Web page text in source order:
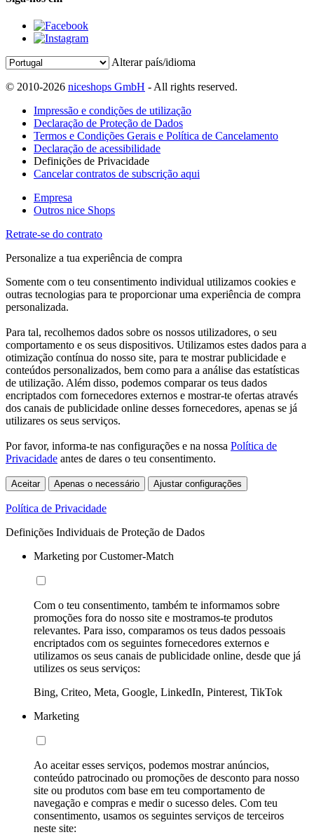
Alterar país/idioma
© 2010-2026 niceshops GmbH - All rights reserved.
Impressão e condições de utilização
Declaração de Proteção de Dados
Termos e Condições Gerais e Política de Cancelamento
Declaração de acessibilidade
Definições de Privacidade
Cancelar contratos de subscrição aqui
Empresa
Outros nice Shops
Retrate-se do contrato
Personalize a tua experiência de compra
Somente com o teu consentimento individual utilizamos cookies e
outras tecnologias para te proporcionar uma experiência de compra
personalizada.
Para tal, recolhemos dados sobre os nossos utilizadores, o seu
comportamento e os seus dispositivos. Utilizamos estes dados para a
otimização contínua do nosso site, para te mostrar publicidade e
conteúdos personalizados, bem como para a análise das estatísticas
de utilização. Além disso, podemos comparar os teus dados
encriptados com fornecedores externos e mostrar-te ofertas através
dos canais de publicidade online desses fornecedores, apenas se já
utilizares os seus serviços.
Por favor, informa-te nas configurações e na nossa Política de
Privacidade antes de dares o teu consentimento.
Aceitar Apenas o necessário Ajustar configurações
Política de Privacidade
Definições Individuais de Proteção de Dados
Marketing por Customer-Match
Com o teu consentimento, também te informamos sobre
promoções fora do nosso site e mostramos-te produtos
relevantes. Para isso, comparamos os teus dados pessoais
encriptados com os seguintes fornecedores externos e
utilizamos os seus canais de publicidade online, desde que já
utilizes os seus serviços:
Bing, Criteo, Meta, Google, LinkedIn, Pinterest, TikTok
Marketing
Ao aceitar esses serviços, podemos mostrar anúncios,
conteúdo patrocinado ou promoções de desconto para nosso
site ou produtos com base em teu comportamento de
navegação e compras e medir o sucesso deles. Com teu
consentimento, usamos os seguintes serviços de terceiros
neste site: